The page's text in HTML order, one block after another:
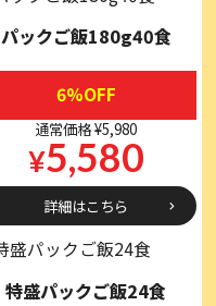
パックご飯180g40食
6%OFF
通常価格 ¥5,980
¥5,580
詳細はこちら
特盛パックご飯24食